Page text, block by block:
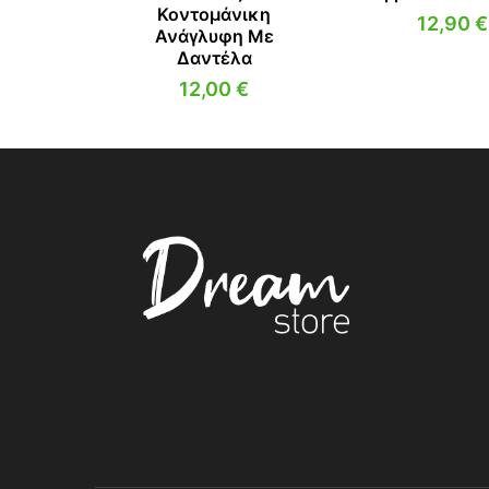
Κοντομάνικη
Ανάγλυφη Με
Δαντέλα
12,00 €
12,90 €